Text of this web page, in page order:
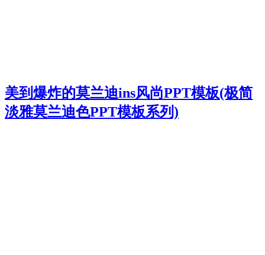
美到爆炸的莫兰迪ins风尚PPT模板(极简
淡雅莫兰迪色PPT模板系列)